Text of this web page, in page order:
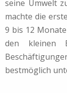
seine Umwelt
machte die
9 bis 12
den kleinen
bestmöglich